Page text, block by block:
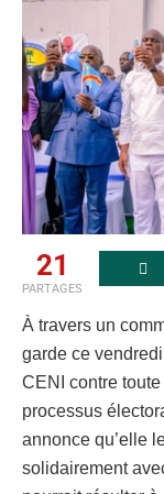
21
PARTAGES
À travers un
garde ce
CENI contre
processus
annonce qu’elle
solidairement